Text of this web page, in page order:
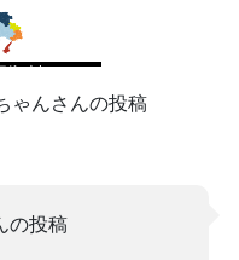
ジェクト
ゃんさんの投稿
の投稿